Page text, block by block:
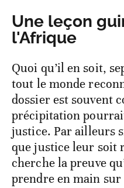
Une leçon
l'Afrique
Quoi qu’il en soit,
tout le monde
dossier est souvent
précipitation
justice. Par ailleurs
que justice leur soit
cherche la preuve
prendre en main